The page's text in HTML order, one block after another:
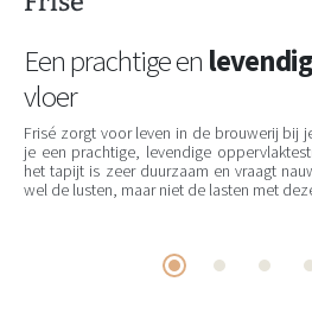
Een prachtige en
vloer
Frisé zorgt voor leven in de brouwerij bij
je een prachtige, levendige
het tapijt is zeer duurzaam en vraagt
wel de lusten, maar niet de lasten met